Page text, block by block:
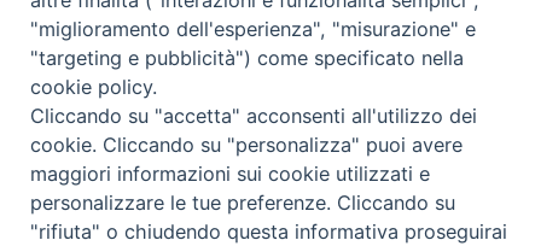
Istituto Superiore di Scienze Religiose
"Mons. Vincenzo Zoccali"
Via Pio XI, 236 - 89133 Reggio Calabria
"miglioramento dell'esperienza", "misurazione" e
"targeting e pubblicità") come specificato nella
cookie policy.
Cliccando su "accetta" acconsenti all'utilizzo dei
cookie. Cliccando su "personalizza" puoi avere
maggiori informazioni sui cookie utilizzati e
personalizzare le tue preferenze. Cliccando su
"rifiuta" o chiudendo questa informativa proseguirai